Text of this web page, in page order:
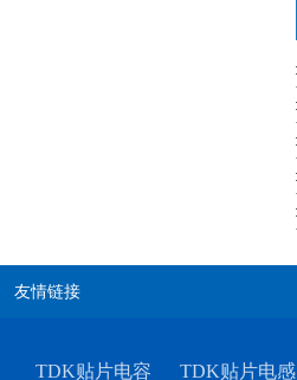
友情链接
TDK贴片电容 TDK贴片电感